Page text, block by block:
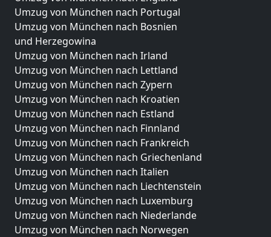
Umzug von München nach Portugal
Umzug von München nach Bosnien
und Herzegowina
Umzug von München nach Irland
Umzug von München nach Lettland
Umzug von München nach Zypern
Umzug von München nach Kroatien
Umzug von München nach Estland
Umzug von München nach Finnland
Umzug von München nach Frankreich
Umzug von München nach Griechenland
Umzug von München nach Italien
Umzug von München nach Liechtenstein
Umzug von München nach Luxemburg
Umzug von München nach Niederlande
Umzug von München nach Norwegen